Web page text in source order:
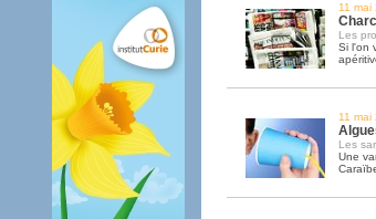
11 mai
Les
Si l'on
11 mai
Les
Une